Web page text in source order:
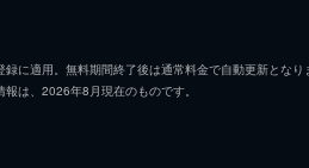
に適用。無料期間終了後は通常料金で自動更新となり
は、2026年8月現在のものです。